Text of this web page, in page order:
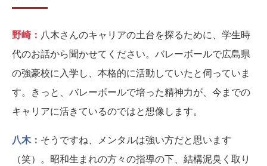
野崎： 八木さんのキャリアの土台を探るために、学生時
代のお話から聞かせてください。バレーボールで広島県
の強豪校に入学し、本格的に活動していたと伺っていま
す。きっと、バレーボールで培った精神力が、今までの
キャリアに活きているのではと想像します。
八木： そうですね、メンタルは強い方だと思います
（笑）。昭和生まれの方々の指導の下、結構泥臭く取り